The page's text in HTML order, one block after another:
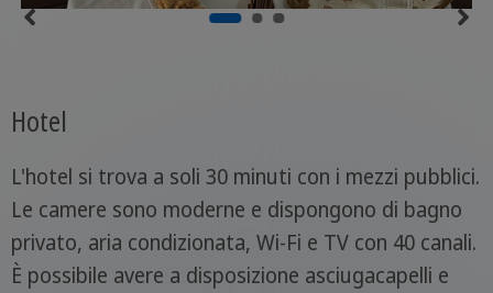
Hotel
L'hotel si trova a soli 30 minuti con i mezzi pubblici.
Le camere sono moderne e dispongono di bagno
privato, aria condizionata, Wi-Fi e TV con 40 canali.
È possibile avere a disposizione asciugacapelli e